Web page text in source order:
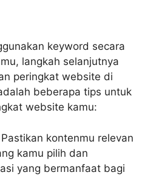
keyword secara
langkah selanjutnya
peringkat website di
beberapa tips untuk
website kamu:
kontenmu relevan
kamu pilih dan
yang bermanfaat bagi